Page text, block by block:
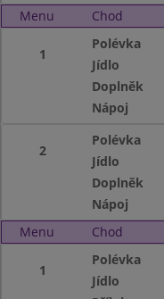
Menu
Chod
1
Polévka
Jídlo
Doplněk
Nápoj
2
Polévka
Jídlo
Doplněk
Nápoj
Menu
Chod
1
Polévka
Jídlo